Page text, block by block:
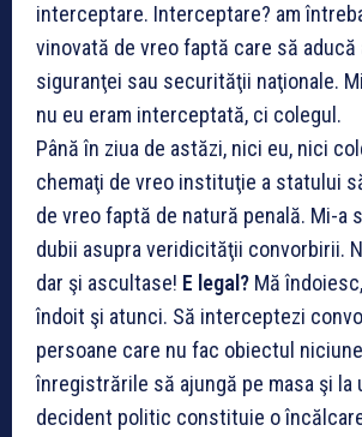
interceptare. Interceptare? am
vinovată de vreo faptă care să aducă
siguranţei sau securităţii naţionale.
nu eu eram interceptată, ci colegul.
Până în ziua de astăzi, nici eu, nici
chemaţi de vreo instituţie a statului
de vreo faptă de natură penală. Mi-a
dubii asupra veridicităţii convorbirii.
dar şi ascultase! E legal? Mă
îndoit şi atunci. Să interceptezi
persoane care nu fac obiectul
înregistrările să ajungă pe masa şi la
decident politic constituie o